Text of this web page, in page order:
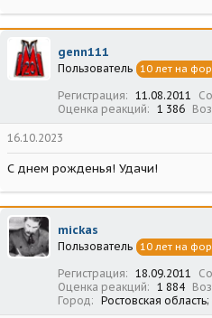
genn111
Пользователь 10 лет на
Регистрация 11.08.2011
Оценка реакций
1 386
16.10.2023
С днем рожденья! Удачи!
mickas
Пользователь 10 лет на
Регистрация 18.09.2011
Оценка реакций
1 884
Город
Ростовская